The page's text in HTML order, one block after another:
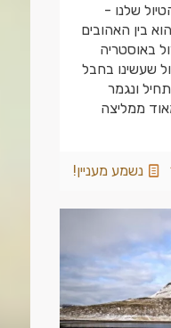
שלנו -
בין האהובים
באוסטריה
שעשינו בחבל
ונגמר
ממליצה
נשמע מעניין!